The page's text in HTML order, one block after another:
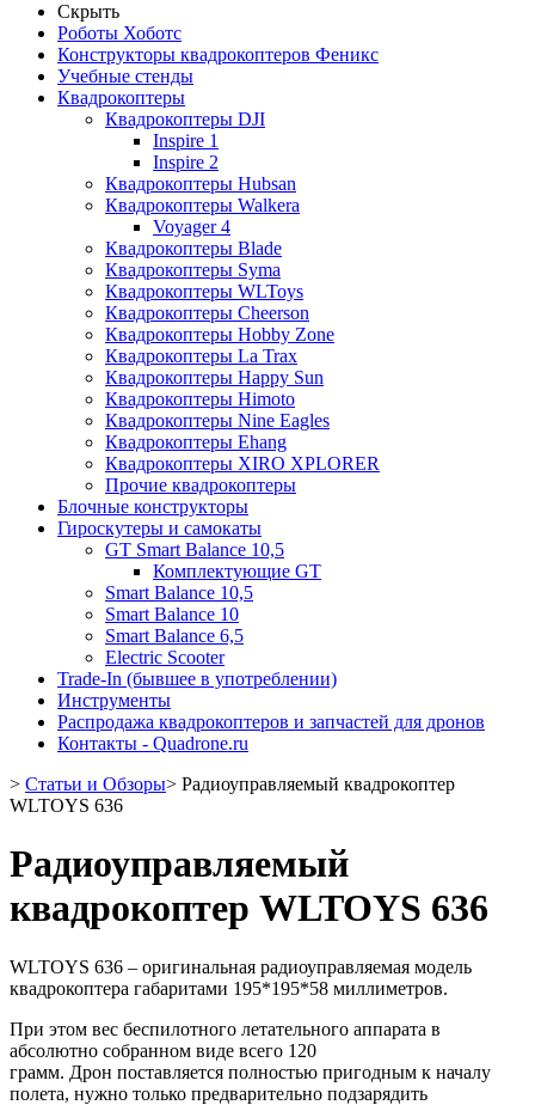
Скрыть
Роботы Хоботс
Конструкторы квадрокоптеров Феникс
Учебные стенды
Квадрокоптеры
Квадрокоптеры DJI
Inspire 1
Inspire 2
Квадрокоптеры Hubsan
Квадрокоптеры Walkera
Voyager 4
Квадрокоптеры Blade
Квадрокоптеры Syma
Квадрокоптеры WLToys
Квадрокоптеры Cheerson
Квадрокоптеры Hobby Zone
Квадрокоптеры La Trax
Квадрокоптеры Happy Sun
Квадрокоптеры Himoto
Квадрокоптеры Nine Eagles
Квадрокоптеры Ehang
Квадрокоптеры XIRO XPLORER
Прочие квадрокоптеры
Блочные конструкторы
Гироскутеры и самокаты
GT Smart Balance 10,5
Комплектующие GT
Smart Balance 10,5
Smart Balance 10
Smart Balance 6,5
Electric Scooter
Trade-In (бывшее в употреблении)
Инструменты
Распродажа квадрокоптеров и запчастей для дронов
Контакты - Quadrone.ru
> Статьи и Обзоры> Радиоуправляемый квадрокоптер
WLTOYS 636
Радиоуправляемый
квадрокоптер WLTOYS 636
WLTOYS 636 – оригинальная радиоуправляемая модель
квадрокоптера габаритами 195*195*58 миллиметров.
При этом вес беспилотного летательного аппарата в
абсолютно собранном виде всего 120
грамм. Дрон поставляется полностью пригодным к началу
полета, нужно только предварительно подзарядить